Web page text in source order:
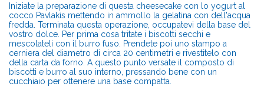
Iniziate la preparazione di questa cheesecake con lo yogurt al
cocco Pavlakis mettendo in ammollo la gelatina con dell'acqua
fredda. Terminata questa operazione, occupatevi della base del
vostro dolce. Per prima cosa tritate i biscotti secchi e
mescolateli con il burro fuso. Prendete poi uno stampo a
cerniera del diametro di circa 20 centimetri e rivestitelo con
della carta da forno. A questo punto versate il composto di
biscotti e burro al suo interno, pressando bene con un
cucchiaio per ottenere una base compatta.